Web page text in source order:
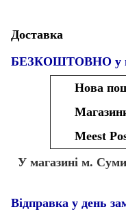
Доставка
БЕЗКОШТОВНО у
Нова
Meest
У магазині м. Суми
Відправка у день